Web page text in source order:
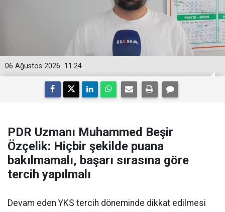
11:24
06 Ağustos 2026
PDR Uzmanı Muhammed Beşir
Özçelik: Hiçbir şekilde puana
bakılmamalı, başarı sırasına göre
tercih yapılmalı
Devam eden YKS tercih döneminde dikkat edilmesi